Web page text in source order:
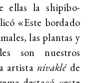
ellas la shipibo-
«Este bordado
las plantas y
son nuestros
artista nivaklé de